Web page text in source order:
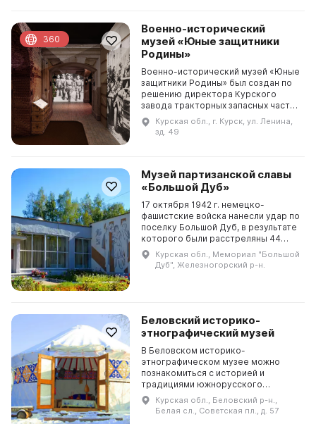
Военно-исторический
музей «Юные защитники
Родины»
Военно-исторический музей «Юные
защитники Родины» был создан по
решению директора Курского
завода тракторных запасных частей
имени 50-летия СССР в ДК КЗТЗ.
Основатель музея — Клара
Александровна Рябов...
Курская обл., г. Курск, ул. Ленина,
зд. 49
360
Музей партизанской славы
«Большой Дуб»
17 октября 1942 г. немецко-
фашистские войска нанесли удар по
поселку Большой Дуб, в результате
которого были расстреляны 44
мирных жителя, в том числе 26
детей и пятеро грудных младенцев.
Чтобы не заб...
Курская обл., Мемориал "Большой
Дуб", Железногорский р-н.
Беловский историко-
этнографический музей
В Беловском историко-
этнографическом музее можно
познакомиться с историей и
традициями южнорусского
крестьянства. Он был открыт 12
марта 1976 года и в 1990 году
получил звание «Народный». В 2001
Курская обл., Беловский р-н.,
Белая сл., Советская пл., д. 57